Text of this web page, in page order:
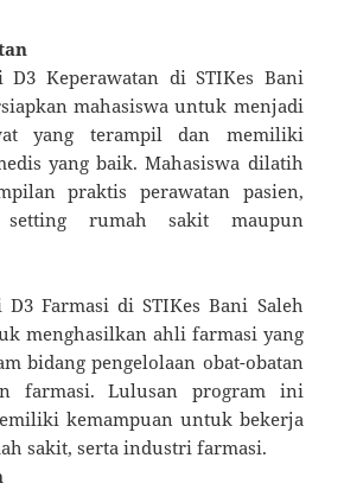
D3 Keperawatan di STIKes Bani
mahasiswa untuk menjadi
yang terampil dan memiliki
yang baik. Mahasiswa dilatih
praktis perawatan pasien,
rumah sakit maupun
Farmasi di STIKes Bani Saleh
menghasilkan ahli farmasi yang
bidang pengelolaan obat-obatan
farmasi. Lulusan program ini
kemampuan untuk bekerja
sakit, serta industri farmasi.